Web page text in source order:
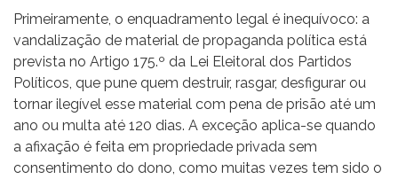
Primeiramente, o enquadramento legal é inequívoco: a
vandalização de material de propaganda política está
prevista no Artigo 175.º da Lei Eleitoral dos Partidos
Políticos, que pune quem destruir, rasgar, desfigurar ou
tornar ilegível esse material com pena de prisão até um
ano ou multa até 120 dias. A exceção aplica-se quando
a afixação é feita em propriedade privada sem
consentimento do dono, como muitas vezes tem sido o